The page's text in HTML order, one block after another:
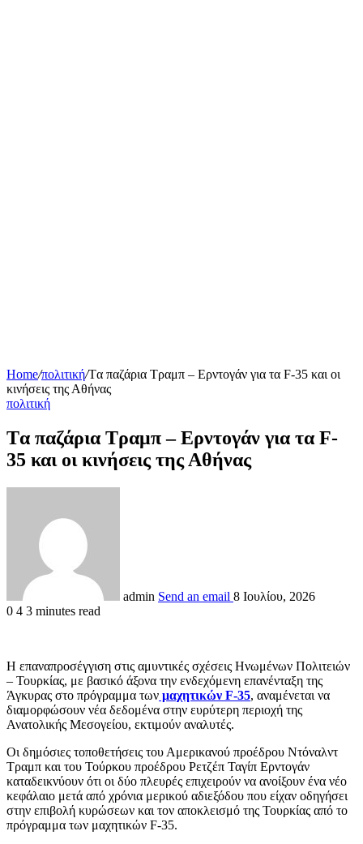
Home/πολιτική/Tα παζάρια Τραμπ – Ερντογάν για τα F-35 και οι
κινήσεις της Αθήνας
πολιτική
Tα παζάρια Τραμπ – Ερντογάν για τα F-
35 και οι κινήσεις της Αθήνας
admin Send an email 8 Ιουλίου, 2026
0 4 3 minutes read
Η επαναπροσέγγιση στις αμυντικές σχέσεις Ηνωμένων Πολιτειών
– Τουρκίας, με βασικό άξονα την ενδεχόμενη επανένταξη της
Άγκυρας στο πρόγραμμα των μαχητικών F-35, αναμένεται να
διαμορφώσουν νέα δεδομένα στην ευρύτερη περιοχή της
Ανατολικής Μεσογείου, εκτιμούν αναλυτές.
Οι δημόσιες τοποθετήσεις του Αμερικανού προέδρου Ντόναλντ
Τραμπ και του Τούρκου προέδρου Ρετζέπ Ταγίπ Ερντογάν
καταδεικνύουν ότι οι δύο πλευρές επιχειρούν να ανοίξουν ένα νέο
κεφάλαιο μετά από χρόνια μερικού αδιεξόδου που είχαν οδηγήσει
στην επιβολή κυρώσεων και τον αποκλεισμό της Τουρκίας από το
πρόγραμμα των μαχητικών F-35.